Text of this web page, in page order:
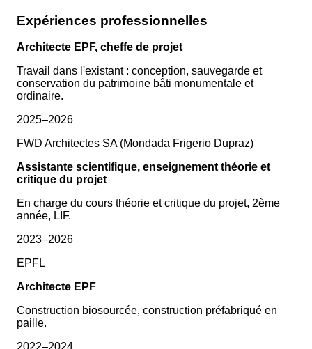
Expériences professionnelles
Architecte EPF, cheffe de projet
Travail dans l'existant : conception, sauvegarde et
conservation du patrimoine bâti monumentale et
ordinaire.
2025–2026
FWD Architectes SA (Mondada Frigerio Dupraz)
Assistante scientifique, enseignement théorie et
critique du projet
En charge du cours théorie et critique du projet, 2ème
année, LIF.
2023–2026
EPFL
Architecte EPF
Construction biosourcée, construction préfabriqué en
paille.